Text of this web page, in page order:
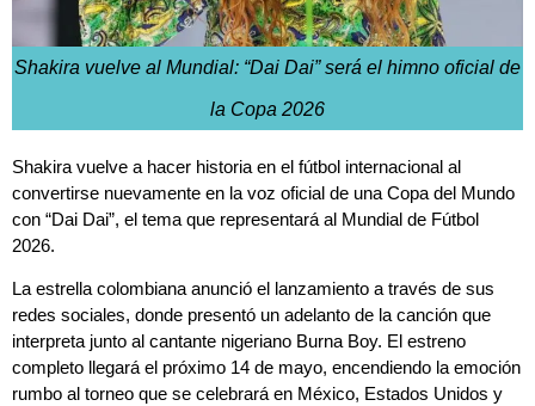
Shakira vuelve al Mundial: “Dai Dai” será el himno oficial de
la Copa 2026
Shakira vuelve a hacer historia en el fútbol internacional al
convertirse nuevamente en la voz oficial de una Copa del Mundo
con “Dai Dai”, el tema que representará al Mundial de Fútbol
2026.
La estrella colombiana anunció el lanzamiento a través de sus
redes sociales, donde presentó un adelanto de la canción que
interpreta junto al cantante nigeriano Burna Boy. El estreno
completo llegará el próximo 14 de mayo, encendiendo la emoción
rumbo al torneo que se celebrará en México, Estados Unidos y